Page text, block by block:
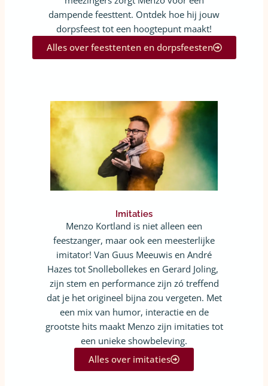
dampende feesttent. Ontdek hoe hij jouw
dorpsfeest tot een hoogtepunt maakt!
Alles over feesttenten en dorpsfeesten
Imitaties
Menzo Kortland is niet alleen een
feestzanger, maar ook een meesterlijke
imitator! Van Guus Meeuwis en André
Hazes tot Snollebollekes en Gerard Joling,
zijn stem en performance zijn zó treffend
dat je het origineel bijna zou vergeten. Met
een mix van humor, interactie en de
grootste hits maakt Menzo zijn imitaties tot
een unieke showbeleving.
Alles over imitaties